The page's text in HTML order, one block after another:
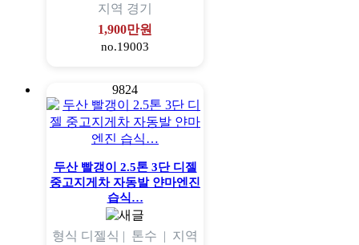
지역 경기
1,900만원
no.19003
9824
두산 빨갱이 2.5톤 3단 디젤
중고지게차 자동발 얀마엔진
습식…
형식 디젤식 | 톤수 | 지역